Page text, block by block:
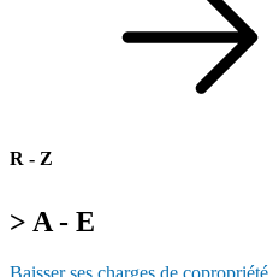
R - Z
> A - E
Baisser ses charges de copropriété